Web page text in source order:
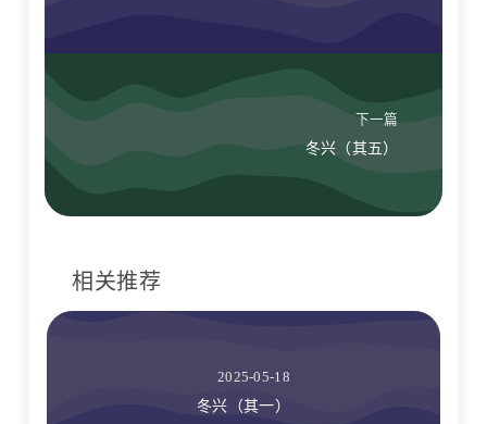
下一篇
冬兴（其五）
相关推荐
2025-05-18
冬兴（其一）